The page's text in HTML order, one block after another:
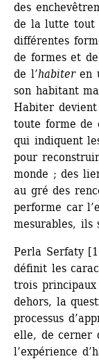
des
de la lutte tout
différentes
de formes et
de l’habiteren
son habitant
Habiter
toute forme de
qui indiquent
pour
monde ; des
au gré des
performe car
mesurables, ils
Perla Serfaty
définit les
trois principaux
dehors, la
processus
elle, de cerner
l’expérience